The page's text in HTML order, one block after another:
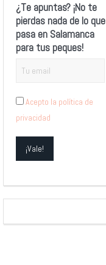
¿Te apuntas? ¡No te
pierdas nada de lo que
pasa en Salamanca
para tus peques!
Acepto la política de
privacidad